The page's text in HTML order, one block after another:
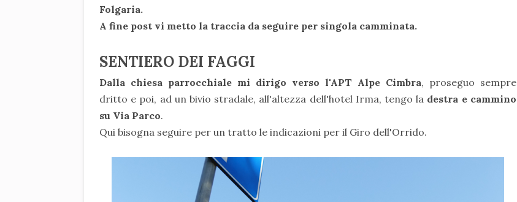
Folgaria.
A fine post vi metto la traccia da seguire per singola camminata.
SENTIERO DEI FAGGI
Dalla chiesa parrocchiale mi dirigo verso l'APT Alpe Cimbra, proseguo sempre
dritto e poi, ad un bivio stradale, all'altezza dell'hotel Irma, tengo la destra e cammino
su Via Parco.
Qui bisogna seguire per un tratto le indicazioni per il Giro dell'Orrido.